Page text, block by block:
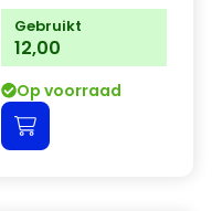
Gebruikt
12,00
Op voorraad